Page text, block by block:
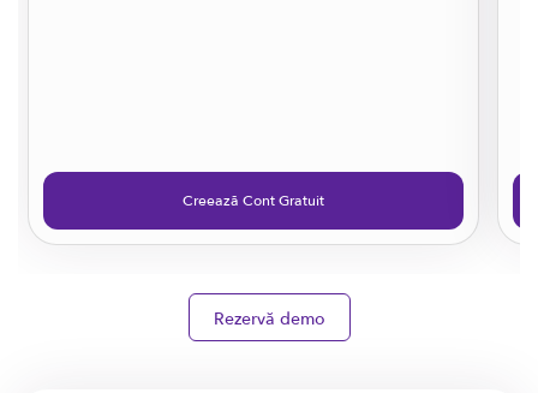
Creează Cont Gratuit
Rezervă demo